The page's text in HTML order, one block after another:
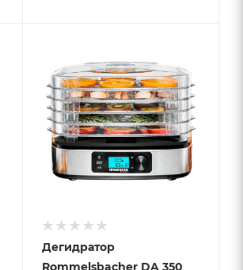
Дегидратор
Rommelsbacher DA 350